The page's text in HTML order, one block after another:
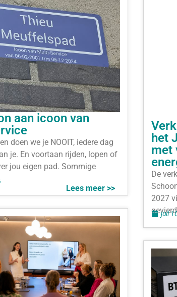
aan icoon van
doen we je NOOIT, iedere dag
je. En voortaan rijden, lopen of
jou eigen pad. Sommige
Lees meer >>
het
met
De
2027
juli